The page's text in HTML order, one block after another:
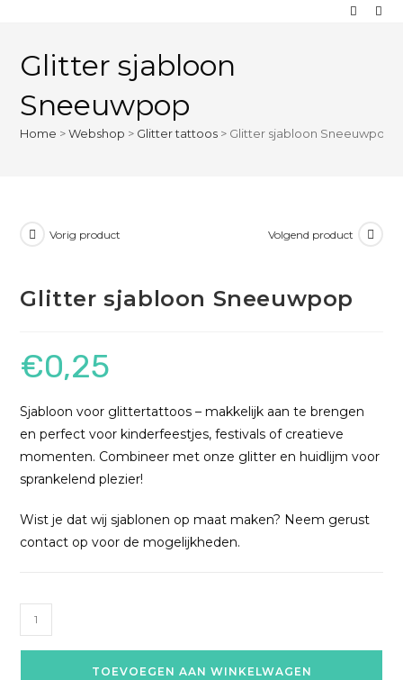
Glitter sjabloon
Sneeuwpop
Home >Webshop > Glitter tattoos > Glitter sjabloon Sneeuwpop
Vorig product Volgend product
Glitter sjabloon Sneeuwpop
€0,25
Sjabloon voor glittertattoos – makkelijk aan te brengen
en perfect voor kinderfeestjes, festivals of creatieve
momenten. Combineer met onze glitter en huidlijm voor
sprankelend plezier!
Wist je dat wij sjablonen op maat maken? Neem gerust
contact op voor de mogelijkheden.
TOEVOEGEN AAN WINKELWAGEN